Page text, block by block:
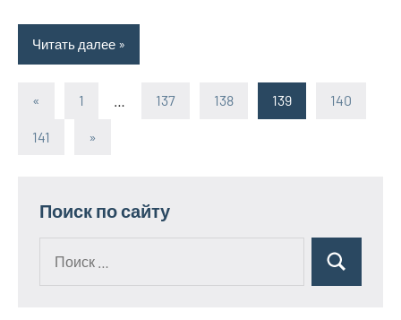
Читать далее
Пагинация
«
Предыдущие
1 137 138 139 140
141
Следующие
»
Поиск по сайту
Поиск